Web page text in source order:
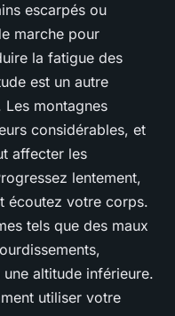
escarpés ou
marche pour
la fatigue des
est un autre
montagnes
considérables, et
affecter les
lentement,
écoutez votre corps.
tels que des maux
altitude inférieure.
utiliser votre